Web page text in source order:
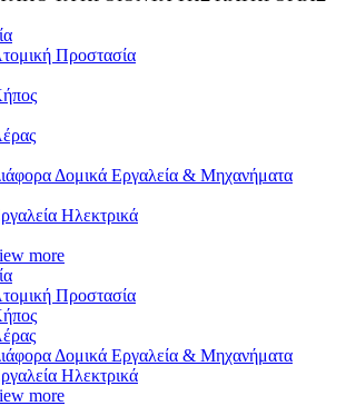
Προστασία
Δομικά Εργαλεία & Μηχανήματα
Ηλεκτρικά
more
Προστασία
Δομικά Εργαλεία & Μηχανήματα
Ηλεκτρικά
more